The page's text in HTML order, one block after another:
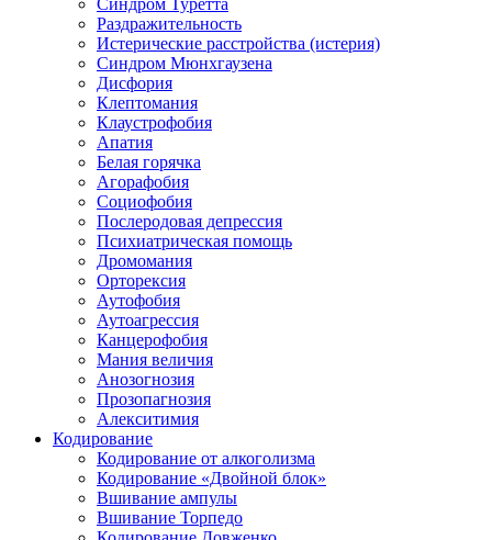
Синдром Туретта
Раздражительность
Истерические расстройства (истерия)
Синдром Мюнхгаузена
Дисфория
Клептомания
Клаустрофобия
Апатия
Белая горячка
Агорафобия
Социофобия
Послеродовая депрессия
Психиатрическая помощь
Дромомания
Орторексия
Аутофобия
Аутоагрессия
Канцерофобия
Мания величия
Анозогнозия
Прозопагнозия
Алекситимия
Кодирование
Кодирование от алкоголизма
Кодирование «Двойной блок»
Вшивание ампулы
Вшивание Торпедо